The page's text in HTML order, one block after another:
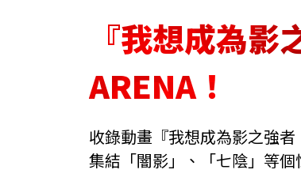
『我想成為
ARENA！
收錄動畫『我想成為影之強者
集結「闇影」、「七陰」等個